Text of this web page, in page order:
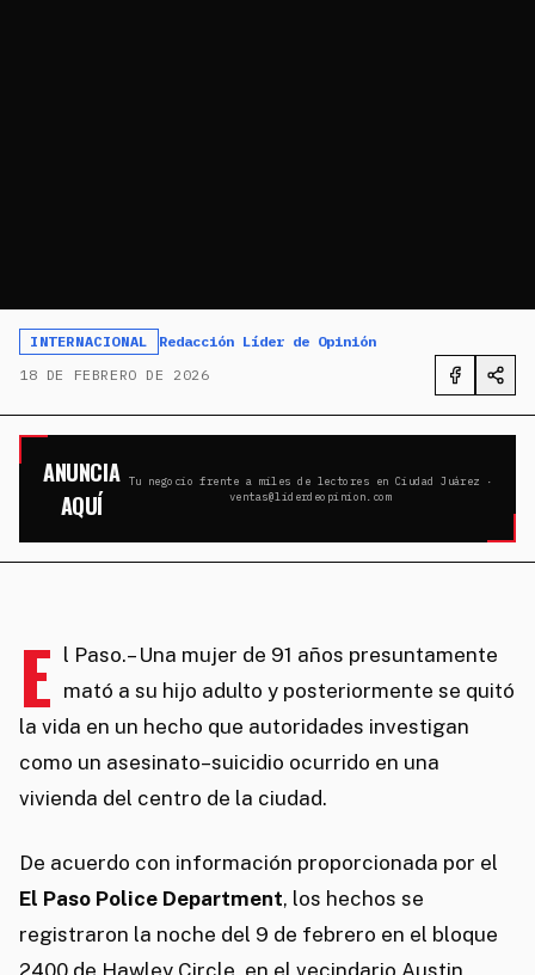
INTERNACIONAL
Redacción Líder de Opinión
18 DE FEBRERO DE 2026
ANUNCIA
AQUÍ
Tu negocio frente a miles de lectores en Ciudad Juárez ·
ventas@liderdeopinion.com
E l Paso.– Una mujer de 91 años presuntamente
mató a su hijo adulto y posteriormente se quitó
la vida en un hecho que autoridades investigan
como un asesinato–suicidio ocurrido en una
vivienda del centro de la ciudad.
De acuerdo con información proporcionada por el
El Paso Police Department, los hechos se
registraron la noche del 9 de febrero en el bloque
2400 de Hawley Circle, en el vecindario Austin